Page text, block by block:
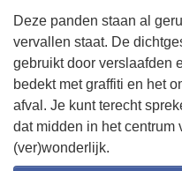
Deze panden staan al
vervallen staat. De
gebruikt door verslaafden
bedekt met graffiti en het
afval. Je kunt terecht
dat midden in het centrum
(ver)wonderlijk.